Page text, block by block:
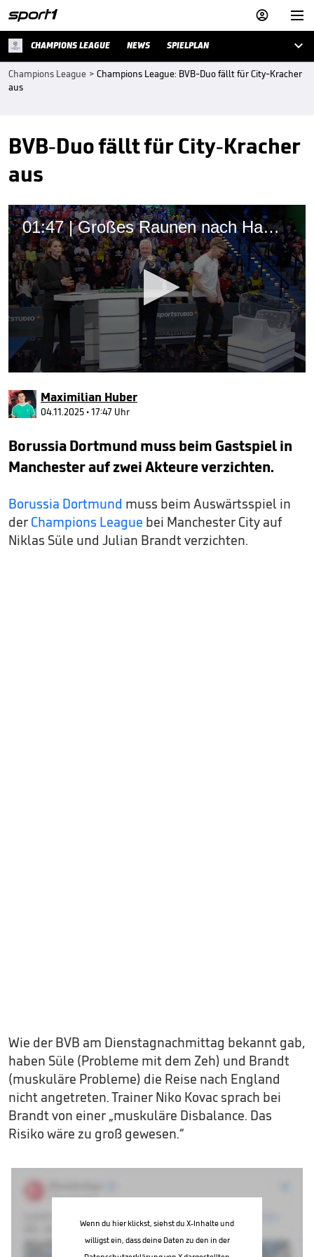


CHAMPIONS LEAGUE NEWS SPIELPLAN 
Champions League > Champions League: BVB-Duo fällt für City-Kracher
aus
BVB-Duo fällt für City-Kracher
aus
01:47 | Großes Raunen nach Hammer-Los für BVB
seconds
of
1
minute,
seconds
Maximilian Huber
04.11.2025 • 17:47 Uhr
Borussia Dortmund muss beim Gastspiel in
Manchester auf zwei Akteure verzichten.
Borussia Dortmund muss beim Auswärtsspiel in
der Champions League bei Manchester City auf
Niklas Süle und Julian Brandt verzichten.
Wie der BVB am Dienstagnachmittag bekannt gab,
haben Süle (Probleme mit dem Zeh) und Brandt
(muskuläre Probleme) die Reise nach England
nicht angetreten. Trainer Niko Kovac sprach bei
Brandt von einer „muskuläre Disbalance. Das
Risiko wäre zu groß gewesen.“
Wenn du hier klickst, siehst du X-Inhalte und
willigst ein, dass deine Daten zu den in der